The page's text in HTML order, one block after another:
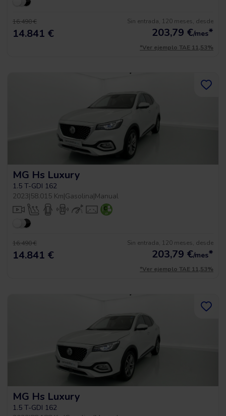
16.490 €
14.841 €
Sin entrada, 120 meses, desde
203,79 €/mes*
*Ver ejemplo TAE 11,53%
MG Hs Luxury
1.5 T-GDI 162
2023|58.015 Km|Gasolina|Manual
16.490 €
14.841 €
Sin entrada, 120 meses, desde
203,79 €/mes*
*Ver ejemplo TAE 11,53%
MG Hs Luxury
1.5 T-GDI 162